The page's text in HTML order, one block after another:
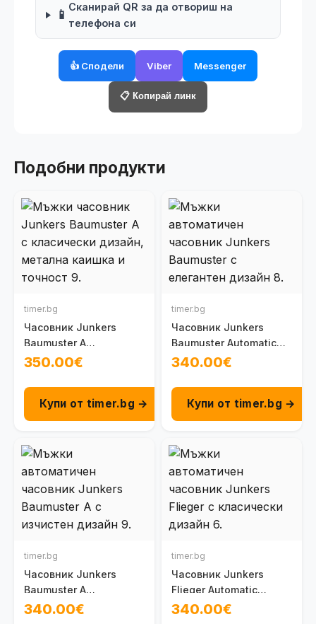
📱
Сканирай QR за да отвориш на
телефона си
👍 Сподели Viber Messenger
📋 Копирай линк
Подобни продукти
timer.bg
Часовник Junkers
Baumuster A
100092001022
350.00€
Купи от timer.bg →
timer.bg
Часовник Junkers
Baumuster Automatic
100095201060
340.00€
Купи от timer.bg →
timer.bg
Часовник Junkers
Baumuster A
100095201010
340.00€
timer.bg
Часовник Junkers
Flieger Automatic
100095201030
340.00€